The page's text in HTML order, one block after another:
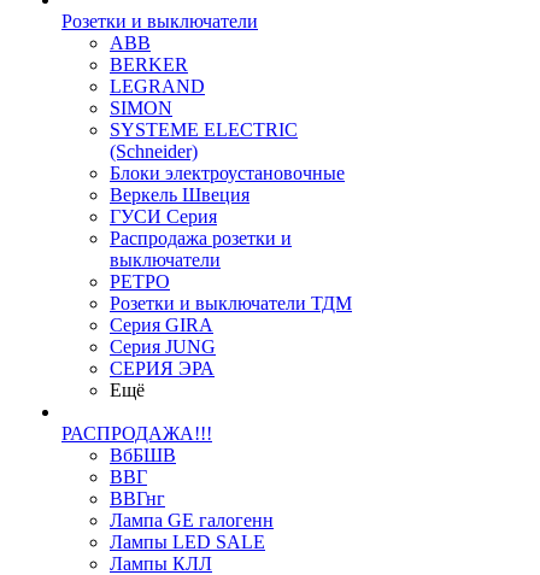
Розетки и выключатели
ABB
BERKER
LEGRAND
SIMON
SYSTEME ELECTRIC
(Schneider)
Блоки электроустановочные
Веркель Швеция
ГУСИ Серия
Распродажа розетки и
выключатели
РЕТРО
Розетки и выключатели ТДМ
Серия GIRA
Серия JUNG
СЕРИЯ ЭРА
Ещё
РАСПРОДАЖА!!!
ВбБШВ
ВВГ
ВВГнг
Лампа GE галогенн
Лампы LED SALE
Лампы КЛЛ